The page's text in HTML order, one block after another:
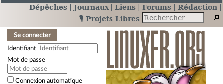
Dépêches Journaux Liens Forums
Rédaction
🎙️ Projets Libres
Se connecter
Identifiant
Mot de passe
Connexion automatique